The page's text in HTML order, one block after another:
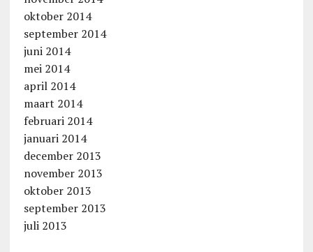
oktober 2014
september 2014
juni 2014
mei 2014
april 2014
maart 2014
februari 2014
januari 2014
december 2013
november 2013
oktober 2013
september 2013
juli 2013